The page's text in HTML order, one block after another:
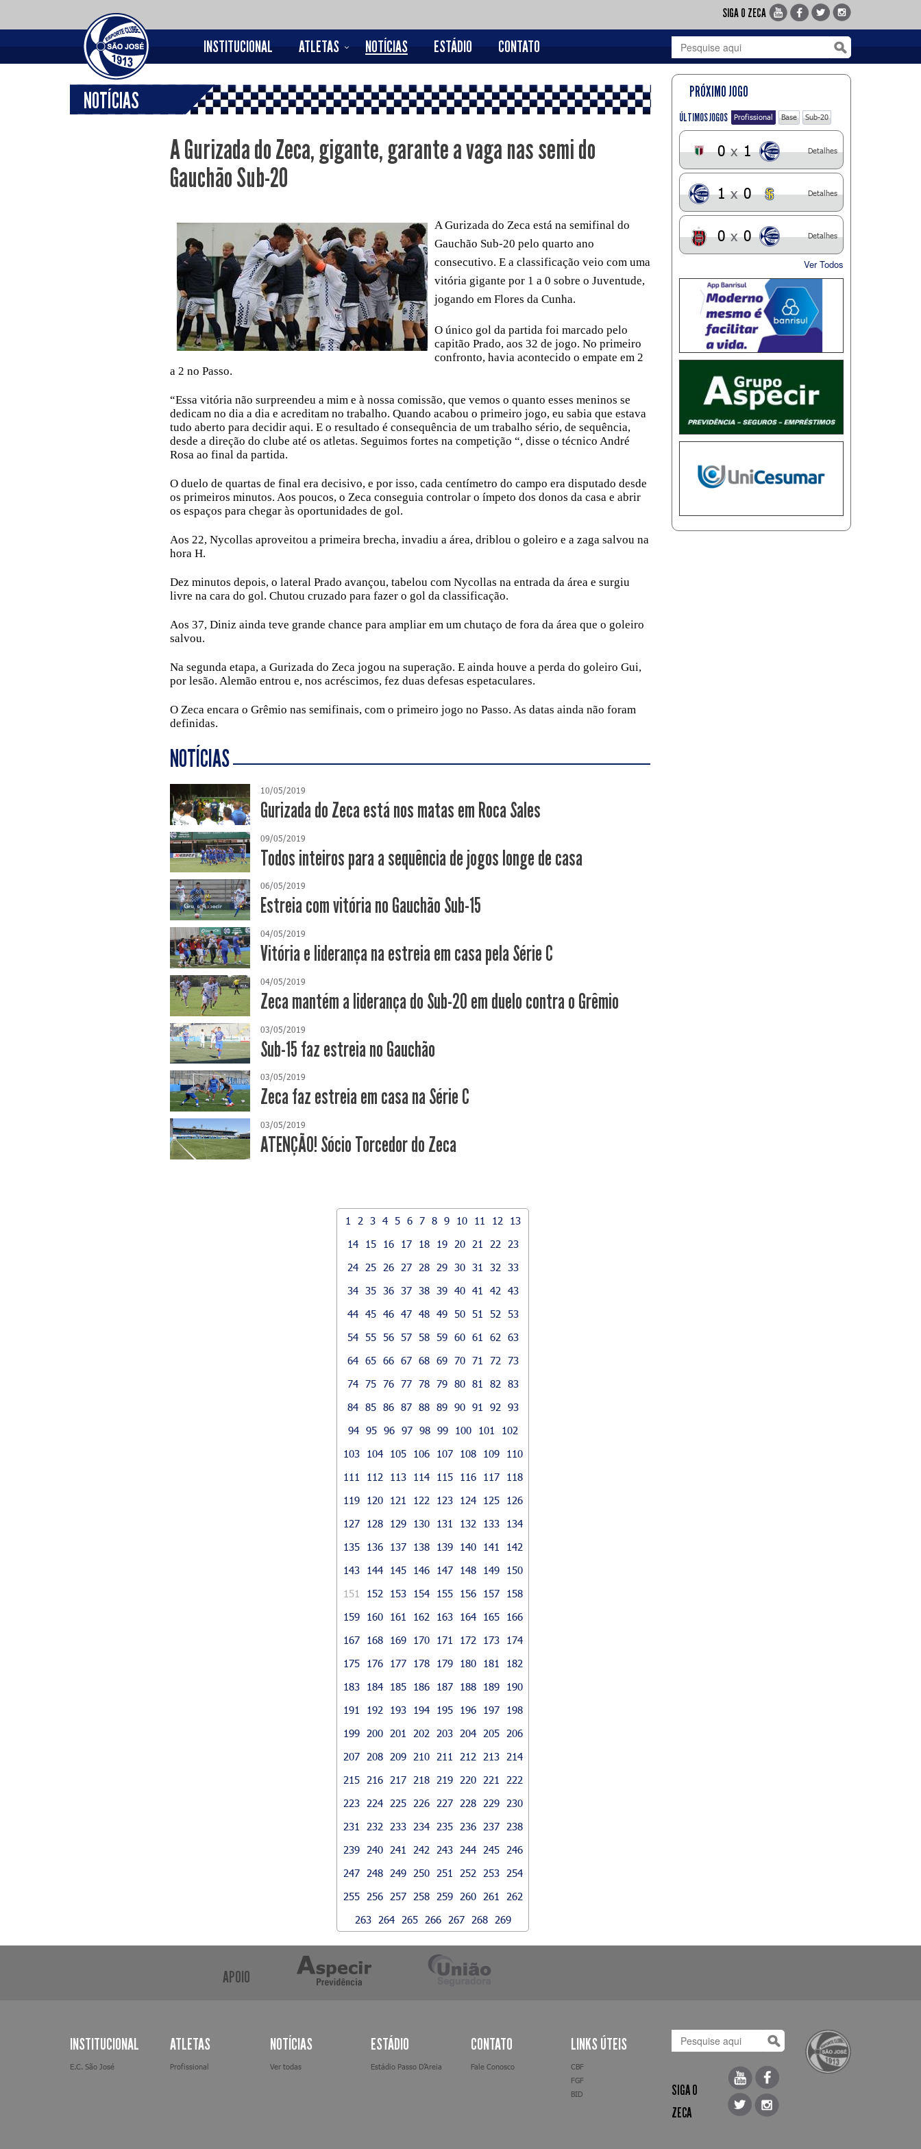
SIGA O ZECA
INSTITUCIONAL ATLETAS NOTÍCIAS ESTÁDIO CONTATO
NOTÍCIAS
A Gurizada do Zeca, gigante, garante a vaga nas semi do
Gauchão Sub-20
A Gurizada do Zeca está na semifinal do
Gauchão Sub-20 pelo quarto ano
consecutivo. E a classificação veio com uma
vitória gigante por 1 a 0 sobre o Juventude,
jogando em Flores da Cunha.
O único gol da partida foi marcado pelo
capitão Prado, aos 32 de jogo. No primeiro
confronto, havia acontecido o empate em 2
a 2 no Passo.
“Essa vitória não surpreendeu a mim e à nossa comissão, que vemos o quanto esses meninos se
dedicam no dia a dia e acreditam no trabalho. Quando acabou o primeiro jogo, eu sabia que estava
tudo aberto para decidir aqui. E o resultado é consequência de um trabalho sério, de sequência,
desde a direção do clube até os atletas. Seguimos fortes na competição “, disse o técnico André
Rosa ao final da partida.
O duelo de quartas de final era decisivo, e por isso, cada centímetro do campo era disputado desde
os primeiros minutos. Aos poucos, o Zeca conseguia controlar o ímpeto dos donos da casa e abrir
os espaços para chegar às oportunidades de gol.
Aos 22, Nycollas aproveitou a primeira brecha, invadiu a área, driblou o goleiro e a zaga salvou na
hora H.
Dez minutos depois, o lateral Prado avançou, tabelou com Nycollas na entrada da área e surgiu
livre na cara do gol. Chutou cruzado para fazer o gol da classificação.
Aos 37, Diniz ainda teve grande chance para ampliar em um chutaço de fora da área que o goleiro
salvou.
Na segunda etapa, a Gurizada do Zeca jogou na superação. E ainda houve a perda do goleiro Gui,
por lesão. Alemão entrou e, nos acréscimos, fez duas defesas espetaculares.
O Zeca encara o Grêmio nas semifinais, com o primeiro jogo no Passo. As datas ainda não foram
definidas.
NOTÍCIAS
10/05/2019
Gurizada do Zeca está nos matas em Roca Sales
09/05/2019
Todos inteiros para a sequência de jogos longe de casa
06/05/2019
Estreia com vitória no Gauchão Sub-15
04/05/2019
Vitória e liderança na estreia em casa pela Série C
04/05/2019
Zeca mantém a liderança do Sub-20 em duelo contra o Grêmio
03/05/2019
Sub-15 faz estreia no Gauchão
03/05/2019
Zeca faz estreia em casa na Série C
03/05/2019
ATENÇÃO! Sócio Torcedor do Zeca
1 2 3 4 5 6 7 8 9 10 11 12
13
14
15 16 17 18 19 20 21 22
23
24
25 26 27 28 29 30 31 32
33
34 35 36 37 38 39 40 41 42
43
44 45 46 47 48 49 50 51 52
53
54 55 56 57 58 59 60 61 62
63
64 65 66 67 68 69 70 71 72
73
74 75 76 77 78 79 80 81 82
83
84 85 86 87 88 89 90 91 92
93
94 95 96 97 98 99 100 101
102
103
104 105 106 107 108 109
110
111
112 113 114 115 116 117
118
119
120 121 122 123 124 125
126
127
128 129 130 131 132 133
134
135
136 137 138 139 140 141
142
143
144 145 146 147 148 149
150
151
152 153 154 155 156 157
158
159
160 161 162 163 164 165
166
167
168 169 170 171 172 173
174
175
176 177 178 179 180 181
182
183
184 185 186 187 188 189
190
191
192 193 194 195 196 197
198
199
200 201 202 203 204 205
206
207
208 209 210 211 212 213
214
215
216 217 218 219 220 221
222
223
224 225 226 227 228 229
230
231
232 233 234 235 236 237
238
239
240 241 242 243 244 245
246
247
248 249 250 251 252 253
254
255
256 257 258 259 260 261
262
263
264 265 266 267 268 269
PRÓXIMO JOGO
ÚLTIMOS JOGOS Profissional Base Sub-20
0 x 1 Detalhes
1 x 0 Detalhes
0 x 0 Detalhes
Ver Todos
APOIO
INSTITUCIONAL
E.C. São José
ATLETAS
Profissional
NOTÍCIAS
Ver todas
ESTÁDIO
Estádio Passo D’Areia
CONTATO
Fale Conosco
LINKS ÚTEIS
CBF
FGF
BID
SIGA O
ZECA